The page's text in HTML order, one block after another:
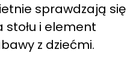
sprawdzają się
i element
z dziećmi.